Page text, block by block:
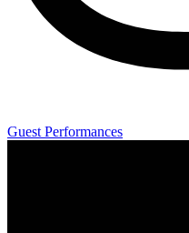
Guest Performances